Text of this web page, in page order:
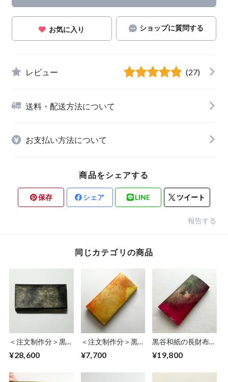
お気に入り ショップに質問する
レビュー (27)
送料・配送方法について
お支払い方法について
商品をシェアする
保存 シェア LINE ツイート
報告する
同じカテゴリの商品
＜注文制作分＞黒谷
曜】
¥28,600
＜注文制作分＞黒谷
金】No.5
¥7,700
黒谷和紙の長財布
¥19,800